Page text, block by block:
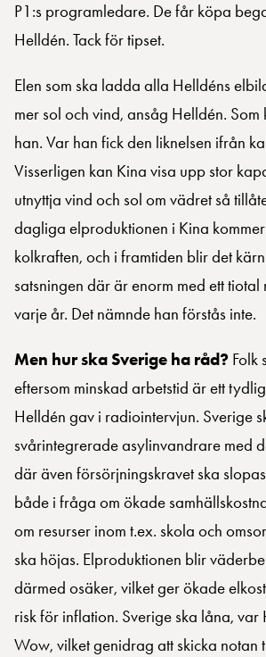
P1:s programledare. De får köpa
Helldén. Tack för tipset.
Elen som ska ladda alla Helldéns
mer sol och vind, ansåg Helldén. Som
han. Var han fick den liknelsen ifrån
Visserligen kan Kina visa upp stor
utnyttja vind och sol om vädret så
dagliga elproduktionen i Kina
kolkraften, och i framtiden blir det
satsningen där är enorm med ett
varje år. Det nämnde han förstås inte.
Men hur ska Sverige ha råd? Folk
eftersom minskad arbetstid är ett
Helldén gav i radiointervjun. Sverige
svårintegrerade asylinvandrare med
där även försörjningskravet ska
både i fråga om ökade
om resurser inom t.ex. skola och
ska höjas. Elproduktionen blir
därmed osäker, vilket ger ökade
risk för inflation. Sverige ska låna, var
Wow, vilket genidrag att skicka notan